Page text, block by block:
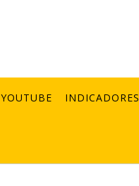
YOUTUBE INDICADORES